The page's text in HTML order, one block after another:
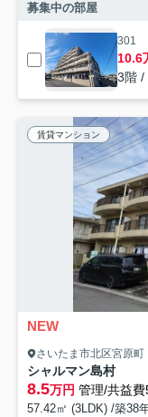
募集中の部屋
301
10.6
3階 /
賃貸マンション
NEW
さいたま市北区宮原町
シャルマン島村
8.5万円 管理/共益費
57.42㎡ (3LDK) /築38